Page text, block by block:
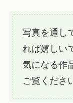
写真を通し
れば嬉しい
気になる作
ご覧くださ